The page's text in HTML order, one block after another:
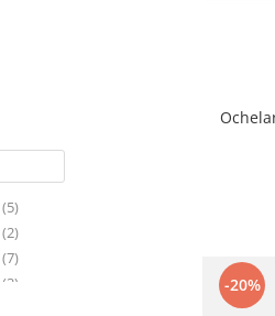
(5)
(2)
(7)
(3)
-20%